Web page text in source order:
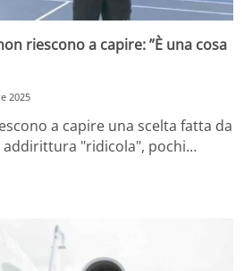
riescono a capire: ”È una cosa
2025
a capire una scelta fatta da
addirittura "ridicola", pochi…